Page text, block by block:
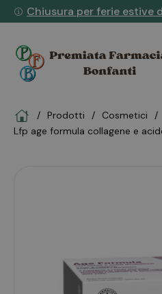
Chiusura per ferie estive
HomeProdotti cosmetici
lfp age formula collagene e